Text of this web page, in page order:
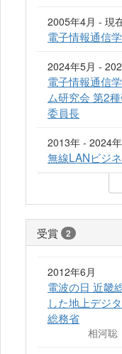
2005年4月 - 現
電子情報通信
2024年5月 -
電子情報通信
ム研究会 第2
委員長
2013年 - 2024
無線LANビジ
受賞 2
2012年6月
電波の日 近畿
した地上デジ
総務省
相河聡